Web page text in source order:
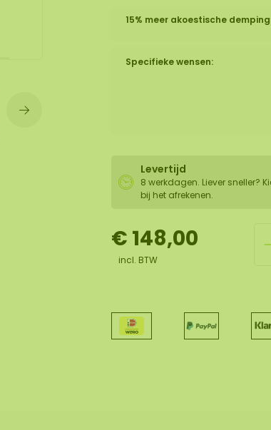
15% meer akoestische
Specifieke wensen:
Levertijd
8 werkdagen. Liever sneller?
bij het afrekenen.
€ 148,00
incl. BTW